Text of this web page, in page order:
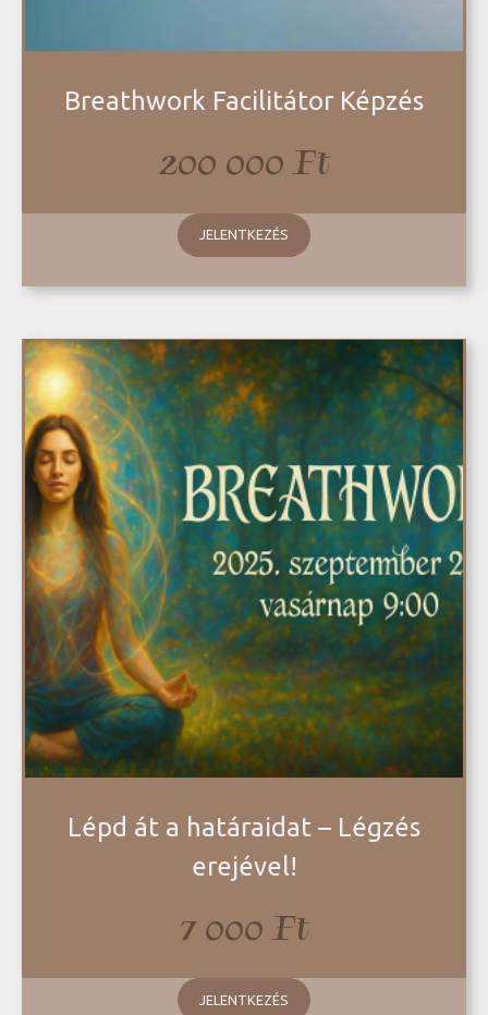
Breathwork Facilitátor Képzés
200 000Ft
JELENTKEZÉS
Lépd át a határaidat – Légzés
erejével!
7 000Ft
JELENTKEZÉS